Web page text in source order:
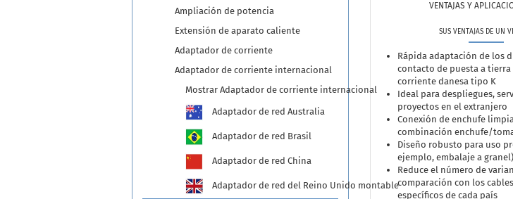
VENTAJAS Y
SUS VENTAJAS DE UN
Rápida adaptación de los
contacto de puesta a tierra
corriente danesa tipo K
Ideal para despliegues,
proyectos en el extranjero
Conexión de enchufe
combinación enchufe/
Diseño robusto para uso
ejemplo, embalaje a granel)
Reduce el número de
comparación con los
específicos de cada país
Ampliación de potencia
Extensión de aparato caliente
Adaptador de corriente
Adaptador de corriente internacional
Mostrar Adaptador de corriente internacional
Adaptador de red Australia
Adaptador de red Brasil
Adaptador de red China
Adaptador de red del Reino Unido montable